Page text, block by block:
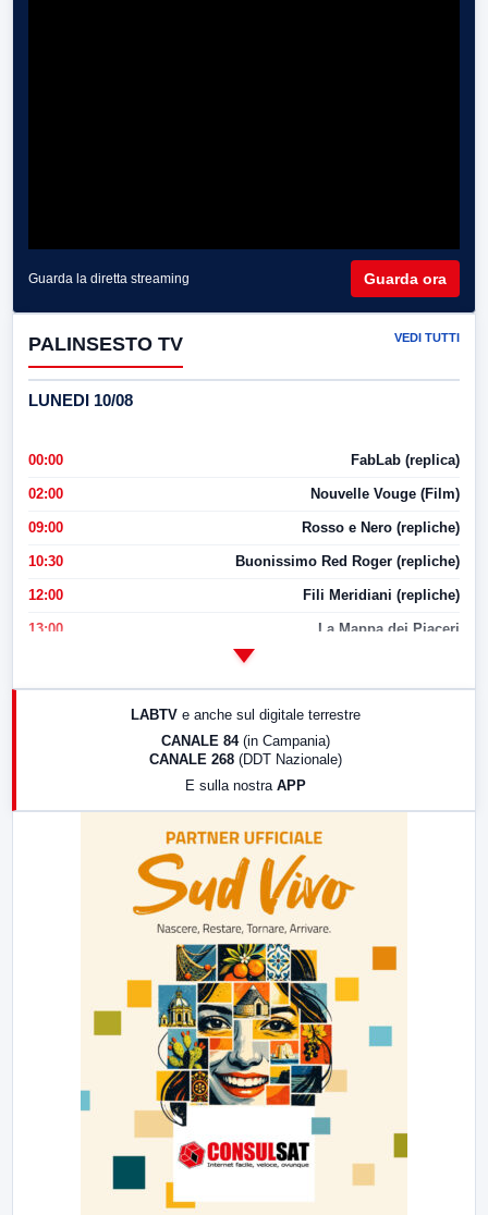
Guarda la diretta streaming Guarda ora
PALINSESTO TV VEDI TUTTI
LUNEDI 10/08
00:00 FabLab (replica)
02:00 Nouvelle Vouge (Film)
09:00 Rosso e Nero (repliche)
10:30 Buonissimo Red Roger (repliche)
12:00 Fili Meridiani (repliche)
13:00 La Mappa dei Piaceri
17:00 LabNews (replica)
LABTV e anche sul digitale terrestre
CANALE 84 (in Campania)
CANALE 268 (DDT Nazionale)
E sulla nostra APP